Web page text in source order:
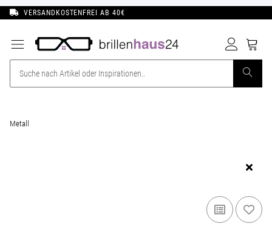
VERSANDKOSTENFREI AB 40€
Metall